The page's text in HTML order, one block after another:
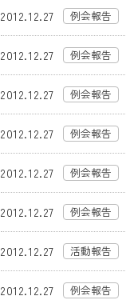
2012.12.27
例会報告
2012.12.27
例会報告
2012.12.27
例会報告
2012.12.27
例会報告
2012.12.27
例会報告
2012.12.27
例会報告
2012.12.27
活動報告
2012.12.27
例会報告